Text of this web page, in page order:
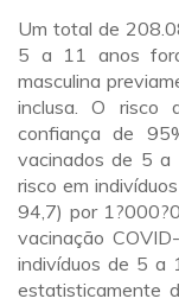
Um total de
5 a 11 anos
masculina
inclusa. O risco
confiança de
vacinados de 5 a
risco em
94,7) por
vacinação
indivíduos de 5 a
estatisticamente